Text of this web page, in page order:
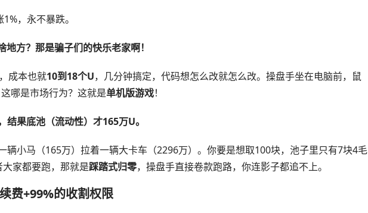
，永不暴跌。
方？那是骗子们的快乐老家啊！
成本也就10到18个U，几分钟搞定，代码想怎么改就怎么改。操盘手坐在电脑前，鼠
哪是市场行为？这就是单机版游戏！
结果底池（流动性）才165万U。
辆小马（165万）拉着一辆大卡车（2296万）。你要是想取100块，池子里只有7块4毛
家都要跑，那就是踩踏式归零，操盘手直接卷款跑路，你连影子都追不上。
费+99%的收割权限